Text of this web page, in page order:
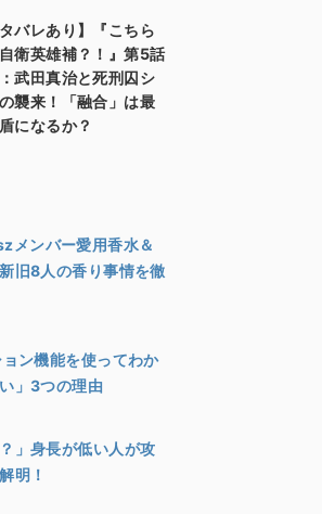
タバレあり】『こちら
衛英雄補？！』第5話
武田真治と死刑囚シ
襲来！「融合」は最
になるか？
メンバー愛用香水＆
旧8人の香り事情を徹
ン機能を使ってわか
」3つの理由
」身長が低い人が攻
明！